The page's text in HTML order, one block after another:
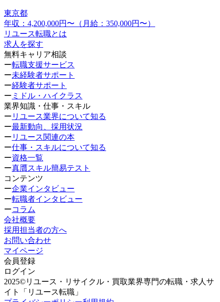
東京都
年収：4,200,000円〜（月給：350,000円〜）
リユース転職とは
求人を探す
無料キャリア相談
ー転職支援サービス
ー未経験者サポート
ー経験者サポート
ー ミドル・ハイクラス
業界知識・仕事・スキル
ー リユース業界について知る
ー最新動向、採用状況
ー リユース関連の本
ー仕事・スキルについて知る
ー資格一覧
ー真贋スキル簡易テスト
コンテンツ
ー企業インタビュー
ー転職者インタビュー
ーコラム
会社概要
採用担当者の方へ
お問い合わせ
マイページ
会員登録
ログイン
2025©リユース・リサイクル・買取業界専門の転職・求人サ
イト「リユース転職」